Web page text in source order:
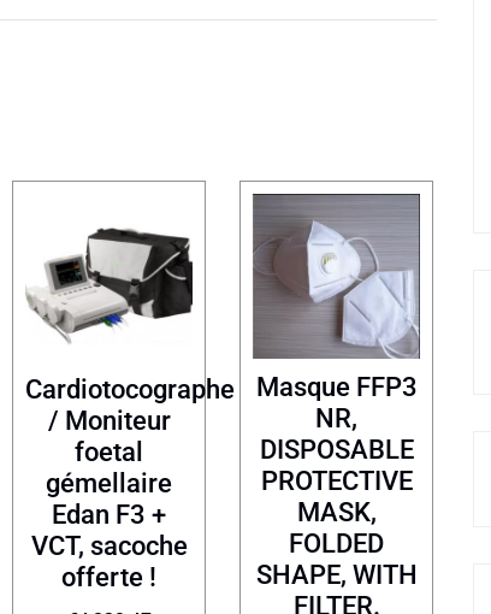
Cardiotocographe
/ Moniteur
foetal
gémellaire
Edan F3 +
VCT, sacoche
offerte !
Masque FFP3
NR,
DISPOSABLE
PROTECTIVE
MASK,
FOLDED
SHAPE, WITH
FILTER.